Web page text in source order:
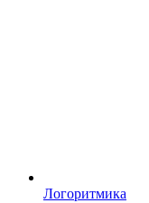
Логоритмика